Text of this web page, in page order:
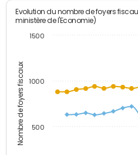
Nombre de foyers fiscaux
Evolution du nombre de foyers
ministère de l'Economie)
500
1000
1500